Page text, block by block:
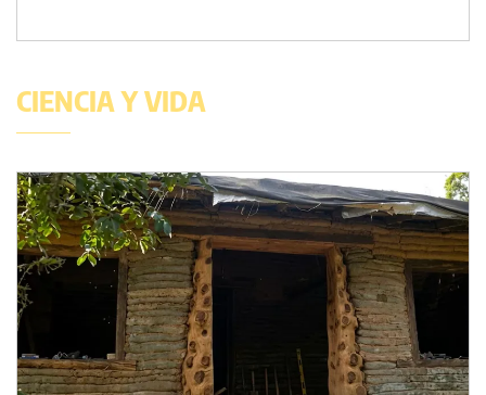
CIENCIA Y VIDA